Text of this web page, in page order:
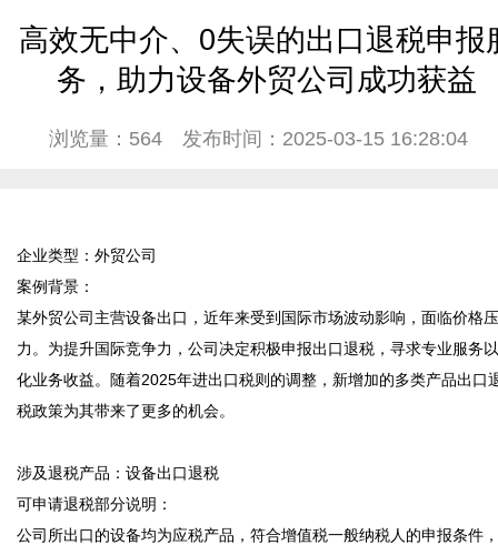
高效无中介、0失误的出口退税申报
务，助力设备外贸公司成功获益
浏览量：564 发布时间：2025-03-15 16:28:04
企业类型：外贸公司
案例背景：
某外贸公司主营设备出口，近年来受到国际市场波动影响，面临价格压
力。为提升国际竞争力，公司决定积极申报出口退税，寻求专业服务
化业务收益。随着2025年进出口税则的调整，新增加的多类产品出口
税政策为其带来了更多的机会。
涉及退税产品：设备出口退税
可申请退税部分说明：
公司所出口的设备均为应税产品，符合增值税一般纳税人的申报条件